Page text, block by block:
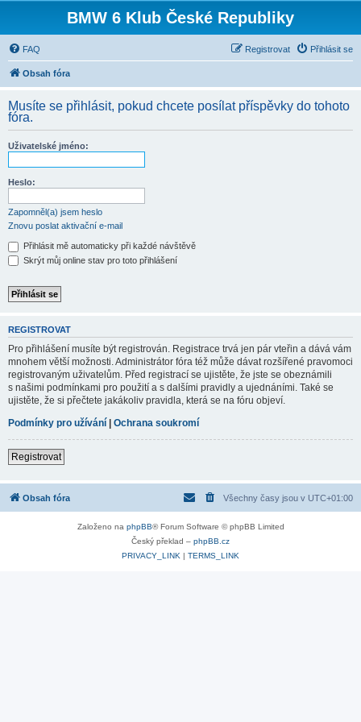
BMW 6 Klub České Republiky
FAQ Přihlásit se
Registrovat
Obsah fóra
Musíte se přihlásit, pokud chcete posílat příspěvky do tohoto
fóra.
Uživatelské jméno:
Heslo:
Zapomněl(a) jsem heslo
Znovu poslat aktivační e-mail
Přihlásit mě automaticky při každé návštěvě
Skrýt můj online stav pro toto přihlášení
REGISTROVAT
Pro přihlášení musíte být registrován. Registrace trvá jen pár vteřin a dává vám
mnohem větší možnosti. Administrátor fóra též může dávat rozšířené pravomoci
registrovaným uživatelům. Před registrací se ujistěte, že jste se obeznámili
s našimi podmínkami pro použití a s dalšími pravidly a ujednáními. Také se
ujistěte, že si přečtete jakákoliv pravidla, která se na fóru objeví.
Podmínky pro užívání | Ochrana soukromí
Registrovat
Obsah fóra Všechny časy jsou v UTC+01:00
Založeno na phpBB® Forum Software © phpBB Limited
Český překlad – phpBB.cz
PRIVACY_LINK | TERMS_LINK